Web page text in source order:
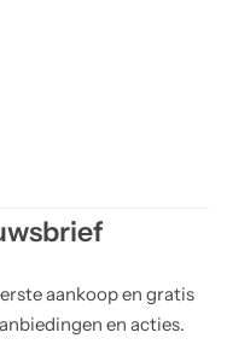
aankoop en gratis
en acties.